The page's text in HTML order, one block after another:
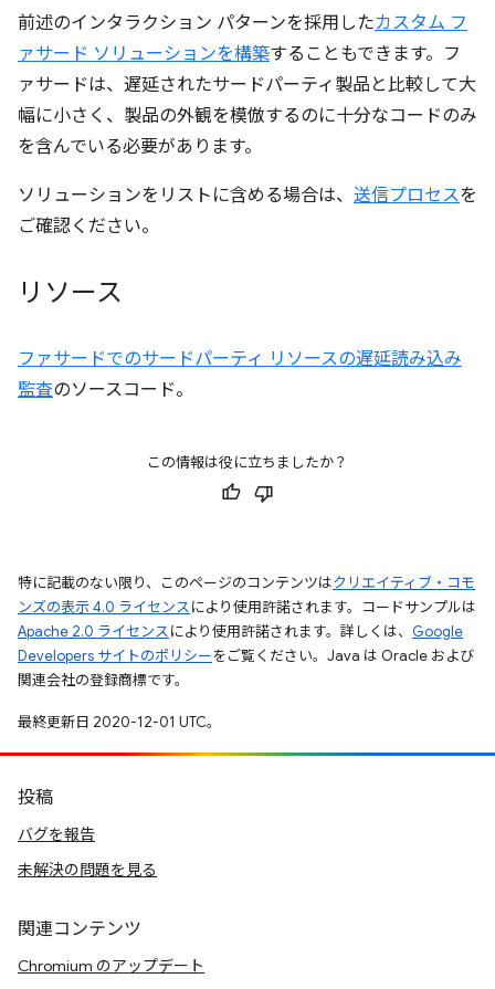
前述のインタラクション パターンを採用したカスタム フ
ァサード ソリューションを構築することもできます。フ
ァサードは、遅延されたサードパーティ製品と比較して大
幅に小さく、製品の外観を模倣するのに十分なコードのみ
を含んでいる必要があります。
ソリューションをリストに含める場合は、 送信プロセスを
ご確認ください。
リソース
ファサードでのサードパーティ リソースの遅延読み込み
監査のソースコード。
この情報は役に立ちましたか？
特に記載のない限り、このページのコンテンツはクリエイティブ・コモ
ンズの表示 4.0 ライセンスにより使用許諾されます。コードサンプルは
Apache 2.0 ライセンスにより使用許諾されます。詳しくは、 Google
Developers サイトのポリシーをご覧ください。Java は Oracle および
関連会社の登録商標です。
最終更新日 2020-12-01 UTC。
投稿
バグを報告
未解決の問題を見る
関連コンテンツ
Chromium のアップデート